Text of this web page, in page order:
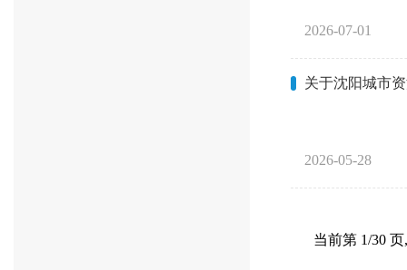
2026-07-01
关于沈阳城市
2026-05-28
当前第 1/30 页